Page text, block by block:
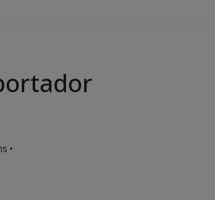
•